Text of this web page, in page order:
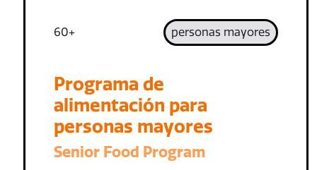
60+ personas mayores
Programa de
alimentación para
personas mayores
Senior Food Program